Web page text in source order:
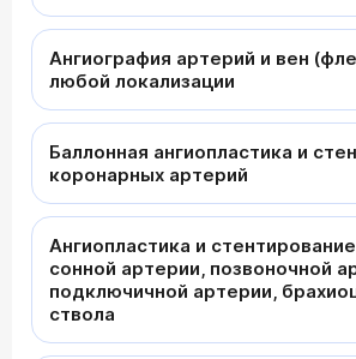
Ангиография артерий и вен
любой локализации
Баллонная ангиопластика и
коронарных артерий
Ангиопластика и
сонной артерии, позвоночной
подключичной артерии,
ствола